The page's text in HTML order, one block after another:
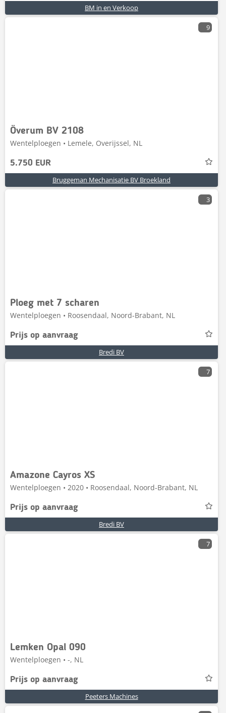
BM in en Verkoop
9
Överum BV 2108
Wentelploegen • Lemele, Overijssel, NL
5.750 EUR
Bruggeman Mechanisatie BV Broekland
3
Ploeg met 7 scharen
Wentelploegen • Roosendaal, Noord-Brabant, NL
Prijs op aanvraag
Bredi BV
7
Amazone Cayros XS
Wentelploegen • 2020 • Roosendaal, Noord-Brabant, NL
Prijs op aanvraag
Bredi BV
7
Lemken Opal 090
Wentelploegen • -, NL
Prijs op aanvraag
Peeters Machines